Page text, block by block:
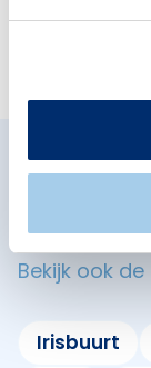
Bekijk ook
Irisbuurt